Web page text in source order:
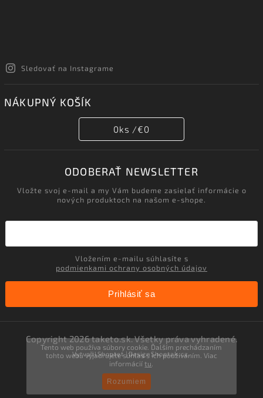
Tento web používa súbory cookie. Ďalším prechádzaním
tohto webu vyjadrujete súhlas s ich používaním. Viac
informáciítu
Rozumiem
Sledovať na Instagrame
NÁKUPNÝ KOŠÍK
0ks /€0
ODOBERAŤ NEWSLETTER
Vložte svoj e-mail a my Vám budeme zasielať informácie o
nových produktoch na našom e-shope.
podmienkami ochrany osobných údajov
Prihlásiť sa
Copyright 2026taketo.sk. Všetky práva vyhradené.
VytvořilShoptet| Design Shoptak.cz.